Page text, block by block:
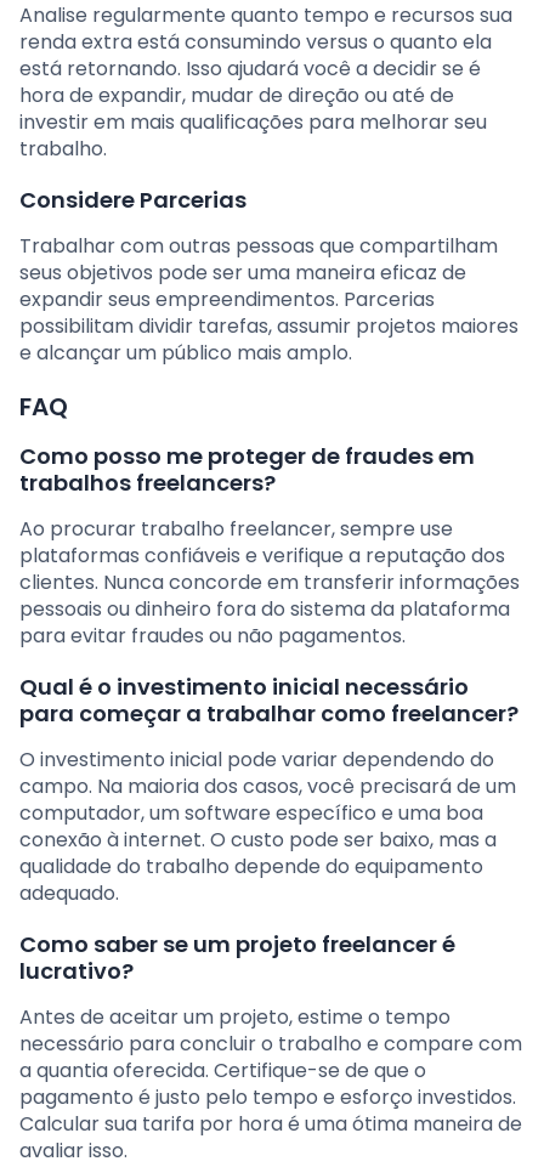
Analise regularmente quanto tempo e recursos sua
renda extra está consumindo versus o quanto ela
está retornando. Isso ajudará você a decidir se é
hora de expandir, mudar de direção ou até de
investir em mais qualificações para melhorar seu
trabalho.
Considere Parcerias
Trabalhar com outras pessoas que compartilham
seus objetivos pode ser uma maneira eficaz de
expandir seus empreendimentos. Parcerias
possibilitam dividir tarefas, assumir projetos maiores
e alcançar um público mais amplo.
FAQ
Como posso me proteger de fraudes em
trabalhos freelancers?
Ao procurar trabalho freelancer, sempre use
plataformas confiáveis e verifique a reputação dos
clientes. Nunca concorde em transferir informações
pessoais ou dinheiro fora do sistema da plataforma
para evitar fraudes ou não pagamentos.
Qual é o investimento inicial necessário
para começar a trabalhar como freelancer?
O investimento inicial pode variar dependendo do
campo. Na maioria dos casos, você precisará de um
computador, um software específico e uma boa
conexão à internet. O custo pode ser baixo, mas a
qualidade do trabalho depende do equipamento
adequado.
Como saber se um projeto freelancer é
lucrativo?
Antes de aceitar um projeto, estime o tempo
necessário para concluir o trabalho e compare com
a quantia oferecida. Certifique-se de que o
pagamento é justo pelo tempo e esforço investidos.
Calcular sua tarifa por hora é uma ótima maneira de
avaliar isso.